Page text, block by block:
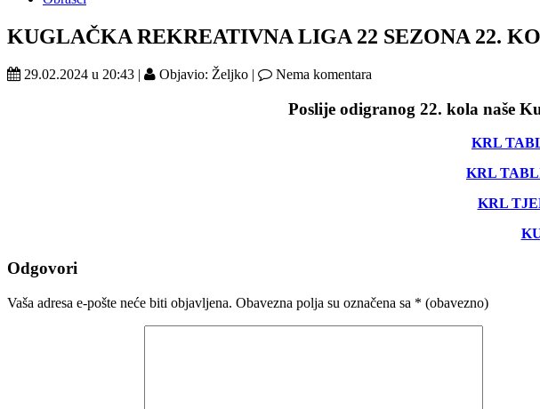
KUGLAČKA REKREATIVNA LIGA 22 SEZONA 22.
29.02.2024 u 20:43 | Objavio: Željko | Nema komentara
Poslije odigranog 22. kola naše
KRL
KRL
KRL
Odgovori
Vaša adresa e-pošte neće biti objavljena. Obavezna polja su označena sa * (obavezno)